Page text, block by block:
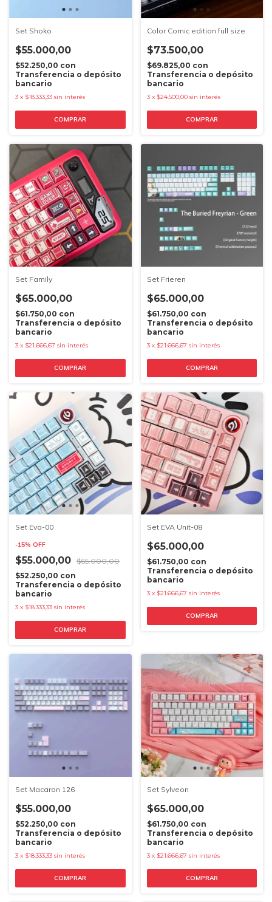
Set Shoko
$55.000,00
$52.250,00 con
Transferencia o depósito
bancario
3 x $18.333,33 sin interés
Color Comic edition full size
$73.500,00
$69.825,00 con
Transferencia o depósito
bancario
3 x $24.500,00 sin interés
COMPRAR
Set Family
$65.000,00
$61.750,00 con
Transferencia o depósito
bancario
3 x $21.666,67 sin interés
Set Frieren
$65.000,00
$61.750,00 con
Transferencia o depósito
bancario
3 x $21.666,67 sin interés
Set Eva-00
-15% OFF
$55.000,00 $65.000,00
$52.250,00 con
Transferencia o depósito
bancario
3 x $18.333,33 sin interés
Set EVA Unit-08
$65.000,00
$61.750,00 con
Transferencia o depósito
bancario
3 x $21.666,67 sin interés
Set Macaron 126
$55.000,00
$52.250,00 con
Transferencia o depósito
bancario
3 x $18.333,33 sin interés
Set Sylveon
$65.000,00
$61.750,00 con
Transferencia o depósito
bancario
3 x $21.666,67 sin interés